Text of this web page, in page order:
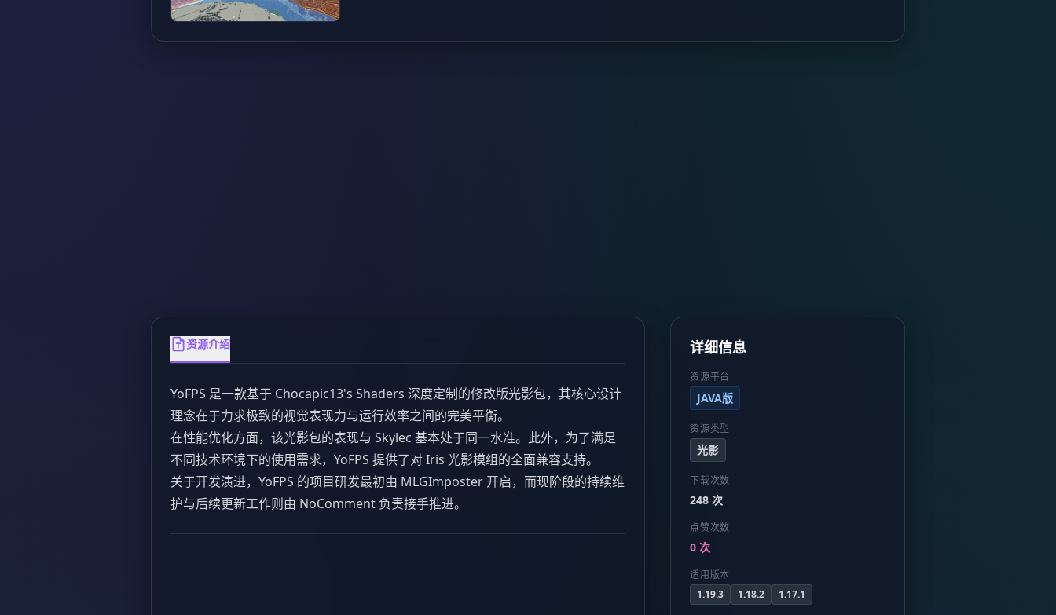
资源介绍
YoFPS 是一款基于 Chocapic13's Shaders 深度定制的修改版光影包，其核心设计
理念在于力求极致的视觉表现力与运行效率之间的完美平衡。
在性能优化方面，该光影包的表现与 Skylec 基本处于同一水准。此外，为了满足
不同技术环境下的使用需求，YoFPS 提供了对 Iris 光影模组的全面兼容支持。
关于开发演进，YoFPS 的项目研发最初由 MLGImposter 开启，而现阶段的持续维
护与后续更新工作则由 NoComment 负责接手推进。
详细信息
资源平台
JAVA版
资源类型
光影
下载次数
248 次
点赞次数
0 次
适用版本
1.19.3
1.18.2 1.17.1